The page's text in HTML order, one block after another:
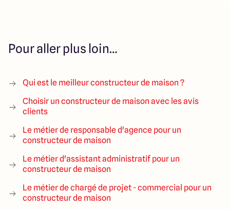
Pour aller plus loin…
Qui est le meilleur constructeur de maison ?
Choisir un constructeur de maison avec les avis
clients
Le métier de responsable d'agence pour un
constructeur de maison
Le métier d'assistant administratif pour un
constructeur de maison
Le métier de chargé de projet - commercial pour un
constructeur de maison